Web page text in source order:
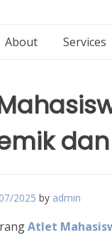
About Services
2025 by admin
Atlet